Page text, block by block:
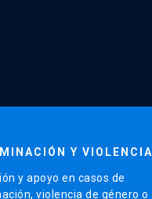
Y VIOLENCIA
y apoyo en casos de
violencia de género o